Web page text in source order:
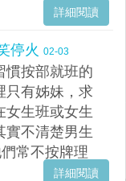
詳細閱讀
停火 02-03
慣按部就班的
只有姊妹，求
女生班或女生
實不清楚男生
常不按牌理
詳細閱讀